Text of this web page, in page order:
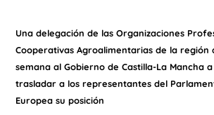
Una delegación de las Organizaciones
Cooperativas Agroalimentarias de la región
semana al Gobierno de Castilla-La Mancha
trasladar a los representantes del
Europea su posición